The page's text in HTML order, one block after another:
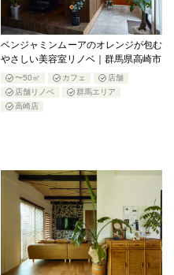
ベンジャミンムーアのオレンジが包む
やさしい美容室リノベ｜群馬県高崎市
〜50㎡ カフェ
店舗
店舗リノベ
群馬エリア
高崎店